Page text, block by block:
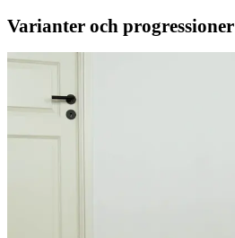
Varianter och progressioner